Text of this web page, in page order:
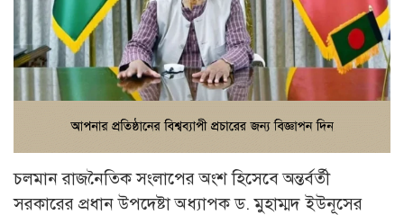
চলমান রাজনৈতিক সংলাপের অংশ হিসেবে অন্তর্বর্তী
সরকারের প্রধান উপদেষ্টা অধ্যাপক ড. মুহাম্মদ ইউনূসের